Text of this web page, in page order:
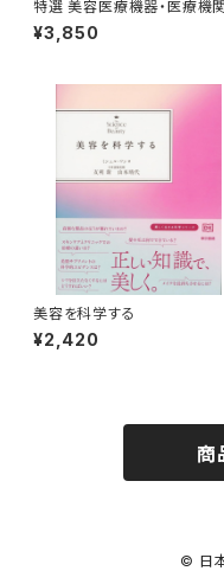
特選 美容医療機器・医療機
扱化粧品 2025-2026
¥3,850
美容を科学する
¥2,420
商
© 日